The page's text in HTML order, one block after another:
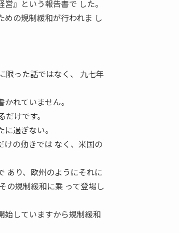
』という報告書で した。
の規制緩和が行われま し
限った話ではなく、 九七年
れていません。
けです。
過ぎない。
の動きでは なく、米国の
あり、欧州のようにそれに
規制緩和に乗 って登場し
していますから規制緩和